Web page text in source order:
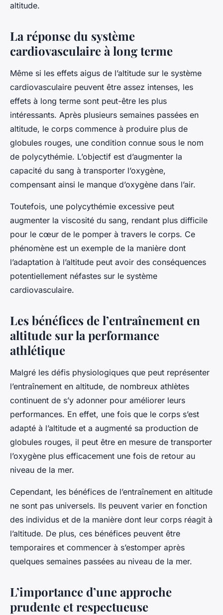
altitude.
La réponse du système
cardiovasculaire à long terme
Même si les effets aigus de l’altitude sur le système
cardiovasculaire peuvent être assez intenses, les
effets à long terme sont peut-être les plus
intéressants. Après plusieurs semaines passées en
altitude, le corps commence à produire plus de
globules rouges, une condition connue sous le nom
de polycythémie. L’objectif est d’augmenter la
capacité du sang à transporter l’oxygène,
compensant ainsi le manque d’oxygène dans l’air.
Toutefois, une polycythémie excessive peut
augmenter la viscosité du sang, rendant plus difficile
pour le cœur de le pomper à travers le corps. Ce
phénomène est un exemple de la manière dont
l’adaptation à l’altitude peut avoir des conséquences
potentiellement néfastes sur le système
cardiovasculaire.
Les bénéfices de l’entraînement en
altitude sur la performance
athlétique
Malgré les défis physiologiques que peut représenter
l’entraînement en altitude, de nombreux athlètes
continuent de s’y adonner pour améliorer leurs
performances. En effet, une fois que le corps s’est
adapté à l’altitude et a augmenté sa production de
globules rouges, il peut être en mesure de transporter
l’oxygène plus efficacement une fois de retour au
niveau de la mer.
Cependant, les bénéfices de l’entraînement en altitude
ne sont pas universels. Ils peuvent varier en fonction
des individus et de la manière dont leur corps réagit à
l’altitude. De plus, ces bénéfices peuvent être
temporaires et commencer à s’estomper après
quelques semaines passées au niveau de la mer.
L’importance d’une approche
prudente et respectueuse